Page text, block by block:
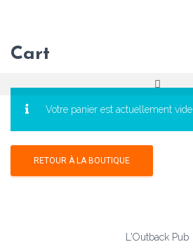
Cart
Votre panier est actuellement vide.
RETOUR À LA BOUTIQUE
L'Outback Pub